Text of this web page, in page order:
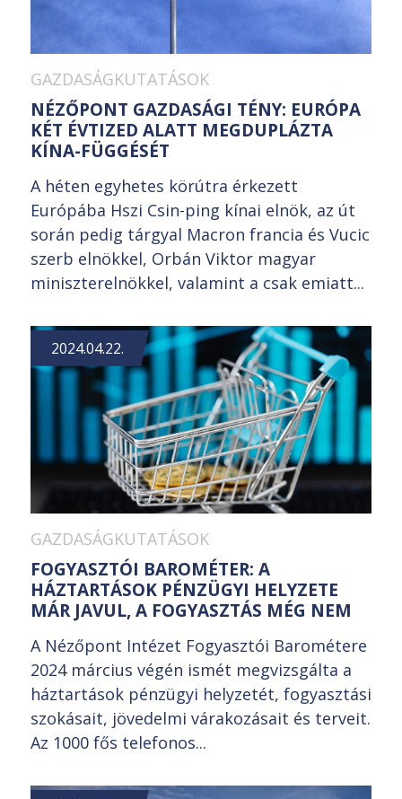
GAZDASÁGKUTATÁSOK
NÉZŐPONT GAZDASÁGI TÉNY: EURÓPA
KÉT ÉVTIZED ALATT MEGDUPLÁZTA
KÍNA-FÜGGÉSÉT
A héten egyhetes körútra érkezett
Európába Hszi Csin-ping kínai elnök, az út
során pedig tárgyal Macron francia és Vucic
szerb elnökkel, Orbán Viktor magyar
miniszterelnökkel, valamint a csak emiatt...
2024.04.22.
GAZDASÁGKUTATÁSOK
FOGYASZTÓI BAROMÉTER: A
HÁZTARTÁSOK PÉNZÜGYI HELYZETE
MÁR JAVUL, A FOGYASZTÁS MÉG NEM
A Nézőpont Intézet Fogyasztói Barométere
2024 március végén ismét megvizsgálta a
háztartások pénzügyi helyzetét, fogyasztási
szokásait, jövedelmi várakozásait és terveit.
Az 1000 fős telefonos...